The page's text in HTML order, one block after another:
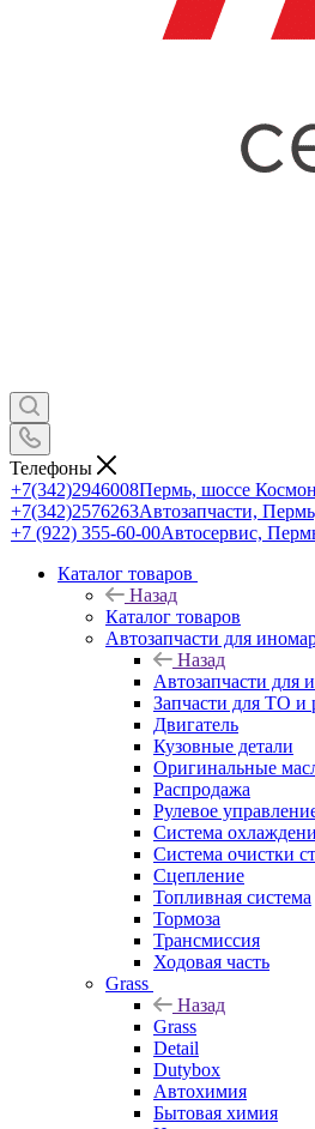
Телефоны
+7(342)2946008Пермь, шоссе
+7(342)2576263Автозапчасти,
+7 (922) 355-60-00Автосервис,
Каталог товаров
Назад
Каталог товаров
Автозапчасти для
Назад
Автозапчасти для
Запчасти для ТО и
Двигатель
Кузовные детали
Оригинальные
Распродажа
Рулевое
Система
Система очистки
Сцепление
Топливная система
Тормоза
Трансмиссия
Ходовая часть
Grass
Назад
Grass
Detail
Dutybox
Автохимия
Бытовая химия